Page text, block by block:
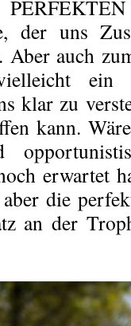
der uns
Aber auch
klar zu
kann.
erwartet
die
an der